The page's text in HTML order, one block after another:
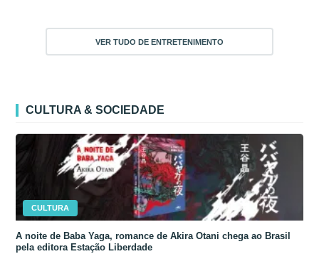
VER TUDO DE ENTRETENIMENTO
CULTURA & SOCIEDADE
CULTURA
A noite de Baba Yaga, romance de Akira Otani chega ao Brasil
pela editora Estação Liberdade